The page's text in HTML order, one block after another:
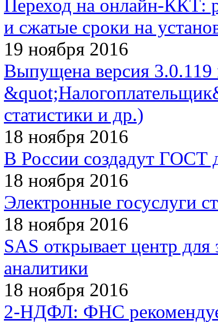
Переход на онлайн-ККТ:
и сжатые сроки на
19 ноября 2016
Выпущена версия 3.0.119
статистики и др.)
18 ноября 2016
В России создадут ГОСТ
18 ноября 2016
Электронные госуслуги
18 ноября 2016
SAS открывает центр
аналитики
18 ноября 2016
2-НДФЛ: ФНС